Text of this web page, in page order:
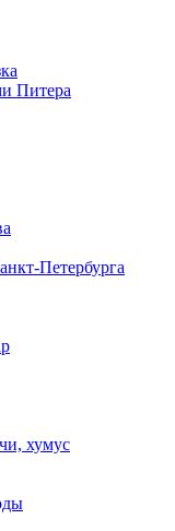
Питера
Петербурга
хумус